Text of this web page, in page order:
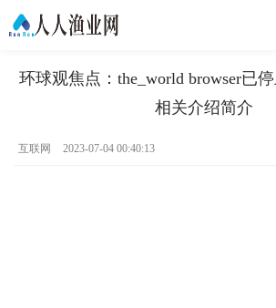
环球观焦点：the_world browser已
相关介绍简介
互联网 2023-07-04 00:40:13